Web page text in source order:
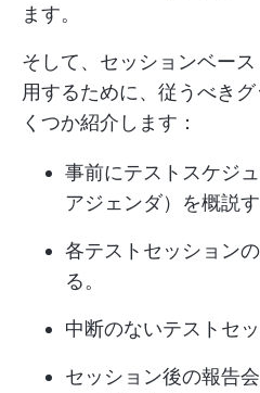
ます。
そして、セッションベー
用するために、従うべき
くつか紹介します：
事前にテストスケジ
アジェンダ）を概説す
各テストセッション
る。
中断のないテストセ
セッション後の報告